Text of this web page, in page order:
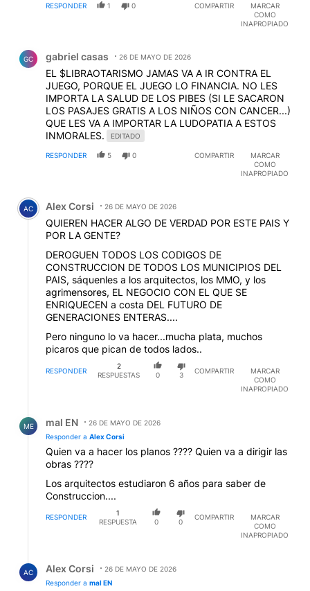
RESPONDER 1 0 COMPARTIR
MARCAR
COMO
INAPROPIADO
GC gabriel casas 26 DE MAYO DE 2026
EL $LIBRAOTARISMO JAMAS VA A IR CONTRA EL
JUEGO, PORQUE EL JUEGO LO FINANCIA. NO LES
IMPORTA LA SALUD DE LOS PIBES (SI LE SACARON
LOS PASAJES GRATIS A LOS NIÑOS CON CANCER...)
QUE LES VA A IMPORTAR LA LUDOPATIA A ESTOS
INMORALES.
EDITADO
RESPONDER 5 0 COMPARTIR
MARCAR
COMO
INAPROPIADO
Comentario de Alex Corsi.
AC Alex Corsi 26 DE MAYO DE 2026
QUIEREN HACER ALGO DE VERDAD POR ESTE PAIS Y
POR LA GENTE?
DEROGUEN TODOS LOS CODIGOS DE
CONSTRUCCION DE TODOS LOS MUNICIPIOS DEL
PAIS, sáquenles a los arquitectos, los MMO, y los
agrimensores, EL NEGOCIO CON EL QUE SE
ENRIQUECEN a costa DEL FUTURO DE
GENERACIONES ENTERAS....
Pero ninguno lo va hacer...mucha plata, muchos
picaros que pican de todos lados..
RESPONDER
2
RESPUESTAS
0 3
COMPARTIR
MARCAR
COMO
INAPROPIADO
ME mal EN
26 DE MAYO DE 2026
Responder a Alex Corsi
Quien va a hacer los planos ???? Quien va a dirigir las
obras ????
Los arquitectos estudiaron 6 años para saber de
Construccion....
RESPONDER
1
RESPUESTA
0 0
COMPARTIR
MARCAR
COMO
INAPROPIADO
AC Alex Corsi
26 DE MAYO DE 2026
Responder a mal EN